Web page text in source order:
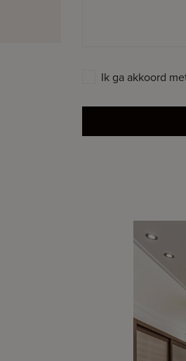
Ik ga akkoord